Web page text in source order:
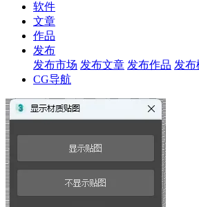
软件
文章
作品
发布
发布市场 发布文章 发布作品 发布
CG导航